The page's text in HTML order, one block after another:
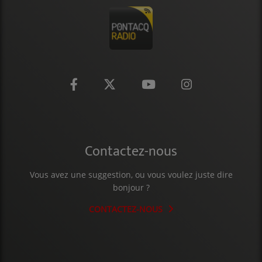
Contactez-nous
Vous avez une suggestion, ou vous voulez juste dire
bonjour ?
CONTACTEZ-NOUS